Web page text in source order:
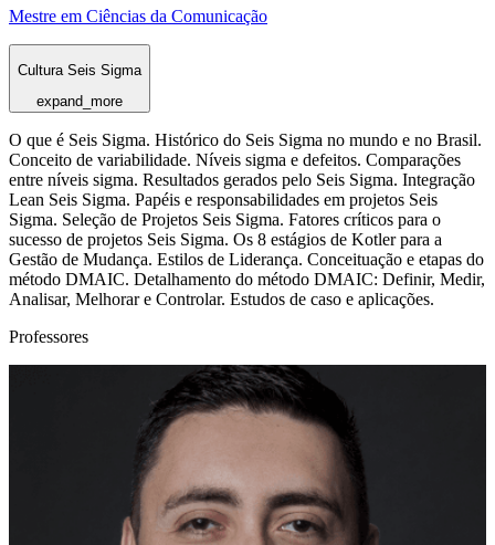
Mestre em Ciências da Comunicação
Cultura Seis Sigma
expand_more
O que é Seis Sigma. Histórico do Seis Sigma no mundo e no Brasil.
Conceito de variabilidade. Níveis sigma e defeitos. Comparações
entre níveis sigma. Resultados gerados pelo Seis Sigma. Integração
Lean Seis Sigma. Papéis e responsabilidades em projetos Seis
Sigma. Seleção de Projetos Seis Sigma. Fatores críticos para o
sucesso de projetos Seis Sigma. Os 8 estágios de Kotler para a
Gestão de Mudança. Estilos de Liderança. Conceituação e etapas do
método DMAIC. Detalhamento do método DMAIC: Definir, Medir,
Analisar, Melhorar e Controlar. Estudos de caso e aplicações.
Professores